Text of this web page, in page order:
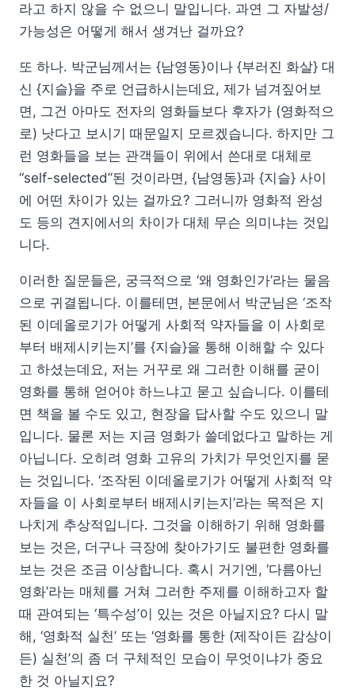
라고 하지 않을 수 없으니 말입니다. 과연 그 자발성/
가능성은 어떻게 해서 생겨난 걸까요?
또 하나. 박군님께서는 {남영동}이나 {부러진 화살} 대
신 {지슬}을 주로 언급하시는데요, 제가 넘겨짚어보
면, 그건 아마도 전자의 영화들보다 후자가 (영화적으
로) 낫다고 보시기 때문일지 모르겠습니다. 하지만 그
런 영화들을 보는 관객들이 위에서 쓴대로 대체로
“self-selected”된 것이라면, {남영동}과 {지슬} 사이
에 어떤 차이가 있는 걸까요? 그러니까 영화적 완성
도 등의 견지에서의 차이가 대체 무슨 의미냐는 것입
니다.
이러한 질문들은, 궁극적으로 ‘왜 영화인가’라는 물음
으로 귀결됩니다. 이를테면, 본문에서 박군님은 ‘조작
된 이데올로기가 어떻게 사회적 약자들을 이 사회로
부터 배제시키는지’를 {지슬}을 통해 이해할 수 있다
고 하셨는데요, 저는 거꾸로 왜 그러한 이해를 굳이
영화를 통해 얻어야 하느냐고 묻고 싶습니다. 이를테
면 책을 볼 수도 있고, 현장을 답사할 수도 있으니 말
입니다. 물론 저는 지금 영화가 쓸데없다고 말하는 게
아닙니다. 오히려 영화 고유의 가치가 무엇인지를 묻
는 것입니다. ‘조작된 이데올로기가 어떻게 사회적 약
자들을 이 사회로부터 배제시키는지’라는 목적은 지
나치게 추상적입니다. 그것을 이해하기 위해 영화를
보는 것은, 더구나 극장에 찾아가기도 불편한 영화를
보는 것은 조금 이상합니다. 혹시 거기엔, ‘다름아닌
영화’라는 매체를 거쳐 그러한 주제를 이해하고자 할
때 관여되는 ‘특수성’이 있는 것은 아닐지요? 다시 말
해, ‘영화적 실천’ 또는 ‘영화를 통한 (제작이든 감상이
든) 실천’의 좀 더 구체적인 모습이 무엇이냐가 중요
한 것 아닐지요?